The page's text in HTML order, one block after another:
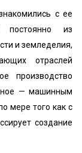
с ее
постоянно из
и земледелия,
отраслей
производство
— машинным
мере того как с
создание